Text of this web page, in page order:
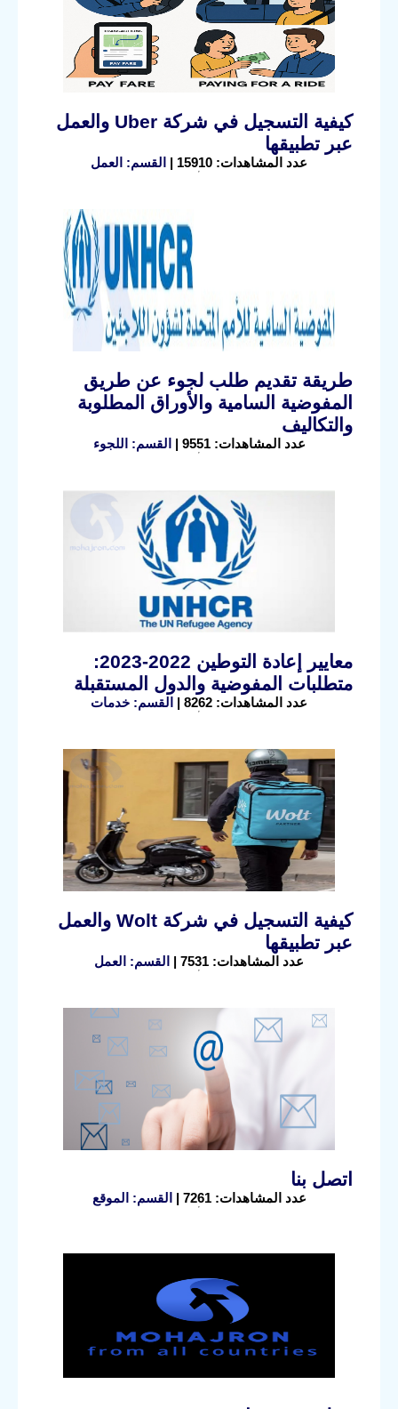
كيفية التسجيل في شركة Uber والعمل
عبر تطبيقها
عدد المشاهدات: 15910 | القسم: العمل
طريقة تقديم طلب لجوء عن طريق
المفوضية السامية والأوراق المطلوبة
والتكاليف
عدد المشاهدات: 9551 | القسم: اللجوء
معايير إعادة التوطين 2022-2023:
متطلبات المفوضية والدول المستقبلة
عدد المشاهدات: 8262 | القسم: خدمات
كيفية التسجيل في شركة Wolt والعمل
عبر تطبيقها
عدد المشاهدات: 7531 | القسم: العمل
اتصل بنا
عدد المشاهدات: 7261 | القسم: الموقع